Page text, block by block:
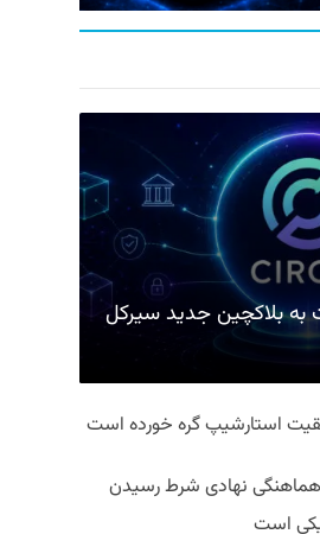
به بلاکچین جدید سیرکل
استارشیپ گره خورده است
نهادی شرط رسیدن